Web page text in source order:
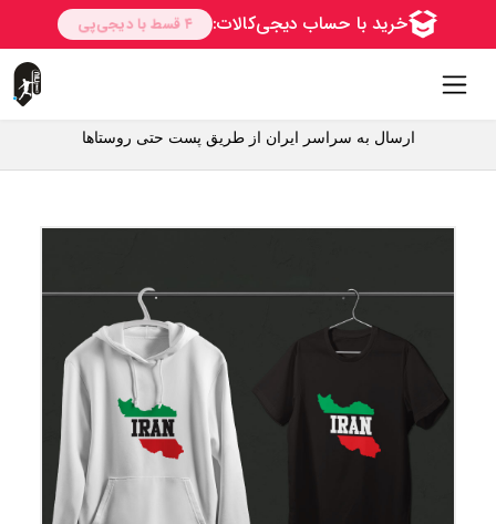
ارسال به سراسر ایران از طریق پست حتی روستاها